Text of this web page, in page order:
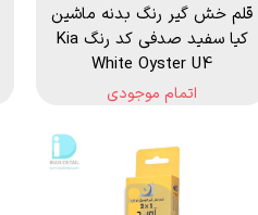
قلم خش گیر رنگ بدنه ماشین
کیا سفید صدفی کد رنگ Kia
White Oyster U4
اتمام موجودی